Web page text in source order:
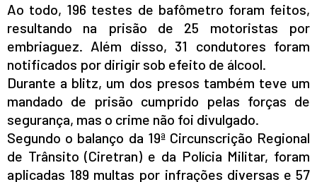
Ao todo, 196 testes de bafômetro foram feitos,
resultando na prisão de 25 motoristas por
embriaguez. Além disso, 31 condutores foram
notificados por dirigir sob efeito de álcool.
Durante a blitz, um dos presos também teve um
mandado de prisão cumprido pelas forças de
segurança, mas o crime não foi divulgado.
Segundo o balanço da 19ª Circunscrição Regional
de Trânsito (Ciretran) e da Polícia Militar, foram
aplicadas 189 multas por infrações diversas e 57